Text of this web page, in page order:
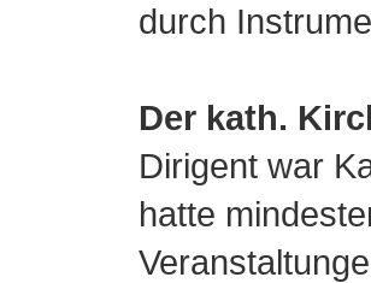
durch
Der kath.
Dirigent war
hatte